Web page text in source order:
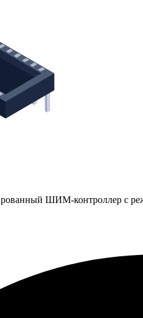
ШИМ-контроллер с